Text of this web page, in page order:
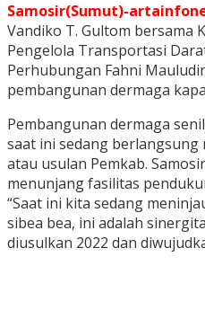
Samosir(Sumut)-
Vandiko T. Gultom bersama
Pengelola Transportasi
Perhubungan Fahni
pembangunan dermaga
Pembangunan dermaga
saat ini sedang
atau usulan Pemkab.
menunjang fasilitas
“Saat ini kita sedang
sibea bea, ini adalah
diusulkan 2022 dan